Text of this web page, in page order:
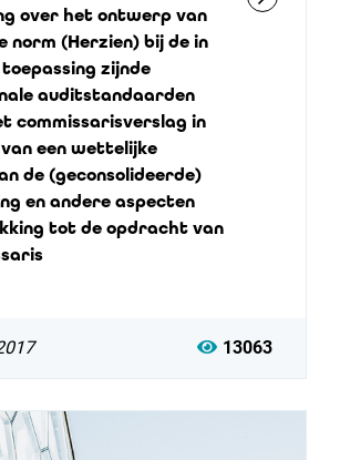
over het ontwerp van
norm (Herzien) bij de in
toepassing zijnde
auditstandaarden
commissarisverslag in
een wettelijke
de (geconsolideerde)
en andere aspecten
tot de opdracht van
13063